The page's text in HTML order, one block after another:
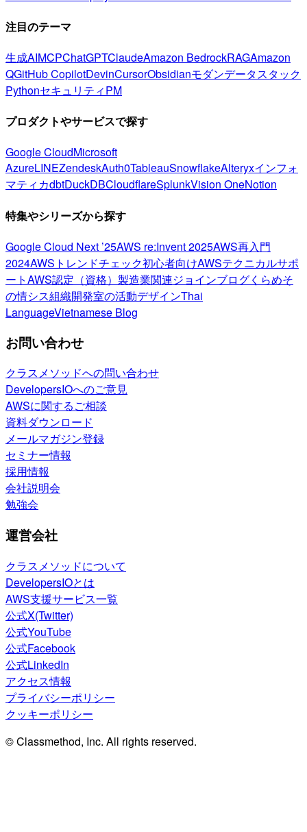
注目のテーマ
生成AIMCPChatGPTClaudeAmazon BedrockRAGAmazon
QGitHub CopilotDevinCursorObsidianモダンデータスタック
PythonセキュリティPM
プロダクトやサービスで探す
Google CloudMicrosoft
AzureLINEZendeskAuth0TableauSnowflakeAlteryxインフォ
マティカdbtDuckDBCloudflareSplunkVision OneNotion
特集やシリーズから探す
Google Cloud Next ’25AWS re:Invent 2025AWS再入門
2024AWSトレンドチェック初心者向けAWSテクニカルサポ
ートAWS認定（資格） 製造業関連ジョインブログくらめそ
の情シス組織開発室の活動デザインThai
LanguageVietnamese Blog
お問い合わせ
クラスメソッドへの問い合わせ
DevelopersIOへのご意見
AWSに関するご相談
資料ダウンロード
メールマガジン登録
セミナー情報
採用情報
会社説明会
勉強会
運営会社
クラスメソッドについて
DevelopersIOとは
AWS支援サービス一覧
公式X(Twitter)
公式YouTube
公式Facebook
公式LinkedIn
アクセス情報
プライバシーポリシー
クッキーポリシー
© Classmethod, Inc. All rights reserved.